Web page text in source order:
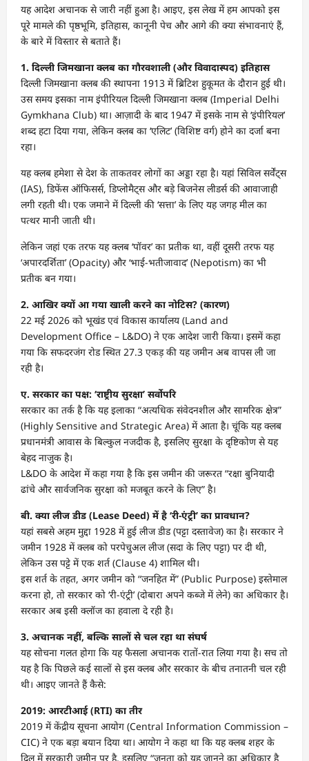
यह आदेश अचानक से जारी नहीं हुआ है। आइए, इस लेख में हम आपको इस
पूरे मामले की पृष्ठभूमि, इतिहास, कानूनी पेच और आगे की क्या संभावनाएं हैं,
के बारे में विस्तार से बताते हैं।
1. दिल्ली जिमखाना क्लब का गौरवशाली (और विवादास्पद) इतिहास
दिल्ली जिमखाना क्लब की स्थापना 1913 में ब्रिटिश हुकूमत के दौरान हुई थी।
उस समय इसका नाम इंपीरियल दिल्ली जिमखाना क्लब (Imperial Delhi
Gymkhana Club) था। आज़ादी के बाद 1947 में इसके नाम से ‘इंपीरियल’
शब्द हटा दिया गया, लेकिन क्लब का ‘एलिट’ (विशिष्ट वर्ग) होने का दर्जा बना
रहा।
यह क्लब हमेशा से देश के ताकतवर लोगों का अड्डा रहा है। यहां सिविल सर्वेंट्स
(IAS), डिफेंस ऑफिसर्स, डिप्लोमैट्स और बड़े बिजनेस लीडर्स की आवाजाही
लगी रहती थी। एक जमाने में दिल्ली की ‘सत्ता’ के लिए यह जगह मील का
पत्थर मानी जाती थी।
लेकिन जहां एक तरफ यह क्लब ‘पॉवर’ का प्रतीक था, वहीं दूसरी तरफ यह
‘अपारदर्शिता’ (Opacity) और ‘भाई-भतीजावाद’ (Nepotism) का भी
प्रतीक बन गया।
2. आखिर क्यों आ गया खाली करने का नोटिस? (कारण)
22 मई 2026 को भूखंड एवं विकास कार्यालय (Land and
Development Office – L&DO) ने एक आदेश जारी किया। इसमें कहा
गया कि सफदरजंग रोड स्थित 27.3 एकड़ की यह जमीन अब वापस ली जा
रही है।
ए. सरकार का पक्ष: ‘राष्ट्रीय सुरक्षा’ सर्वोपरि
सरकार का तर्क है कि यह इलाका “अत्यधिक संवेदनशील और सामरिक क्षेत्र”
(Highly Sensitive and Strategic Area) में आता है। चूंकि यह क्लब
प्रधानमंत्री आवास के बिल्कुल नजदीक है, इसलिए सुरक्षा के दृष्टिकोण से यह
बेहद नाजुक है।
L&DO के आदेश में कहा गया है कि इस जमीन की जरूरत “रक्षा बुनियादी
ढांचे और सार्वजनिक सुरक्षा को मजबूत करने के लिए” है।
बी. क्या लीज डीड (Lease Deed) में है ‘री-एंट्री’ का प्रावधान?
यहां सबसे अहम मुद्दा 1928 में हुई लीज डीड (पट्टा दस्तावेज) का है। सरकार ने
जमीन 1928 में क्लब को परपेचुअल लीज (सदा के लिए पट्टा) पर दी थी,
लेकिन उस पट्टे में एक शर्त (Clause 4) शामिल थी।
इस शर्त के तहत, अगर जमीन को “जनहित में” (Public Purpose) इस्तेमाल
करना हो, तो सरकार को ‘री-एंट्री’ (दोबारा अपने कब्जे में लेने) का अधिकार है।
सरकार अब इसी क्लॉज का हवाला दे रही है।
3. अचानक नहीं, बल्कि सालों से चल रहा था संघर्ष
यह सोचना गलत होगा कि यह फैसला अचानक रातों-रात लिया गया है। सच तो
यह है कि पिछले कई सालों से इस क्लब और सरकार के बीच तनातनी चल रही
थी। आइए जानते हैं कैसे:
2019: आरटीआई (RTI) का तीर
2019 में केंद्रीय सूचना आयोग (Central Information Commission –
CIC) ने एक बड़ा बयान दिया था। आयोग ने कहा था कि यह क्लब शहर के
दिल में सरकारी जमीन पर है, इसलिए “जनता को यह जानने का अधिकार है